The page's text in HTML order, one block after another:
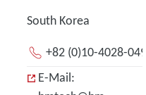
South Korea
+82 (0)10-4028-0492
E-Mail: